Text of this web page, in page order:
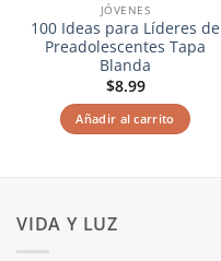
JÓVENES
100 Ideas para Líderes de
Preadolescentes Tapa
Blanda
$8.99
Añadir al carrito
VIDA Y LUZ